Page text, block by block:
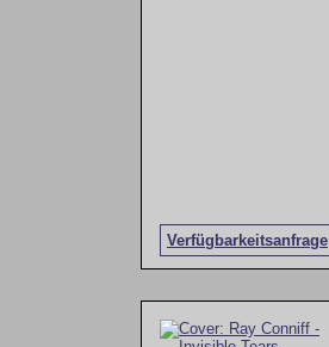
Verfügbarkeitsanfrage